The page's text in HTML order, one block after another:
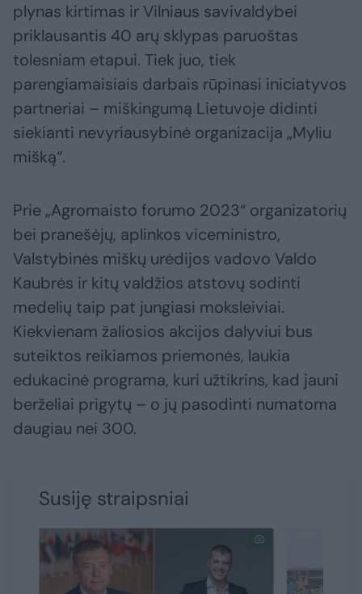
plynas kirtimas ir Vilniaus savivaldybei
priklausantis 40 arų sklypas paruoštas
tolesniam etapui. Tiek juo, tiek
parengiamaisiais darbais rūpinasi iniciatyvos
partneriai – miškingumą Lietuvoje didinti
siekianti nevyriausybinė organizacija „Myliu
mišką“.
Prie „Agromaisto forumo 2023“ organizatorių
bei pranešėjų, aplinkos viceministro,
Valstybinės miškų urėdijos vadovo Valdo
Kaubrės ir kitų valdžios atstovų sodinti
medelių taip pat jungiasi moksleiviai.
Kiekvienam žaliosios akcijos dalyviui bus
suteiktos reikiamos priemonės, laukia
edukacinė programa, kuri užtikrins, kad jauni
berželiai prigytų – o jų pasodinti numatoma
daugiau nei 300.
Susiję straipsniai